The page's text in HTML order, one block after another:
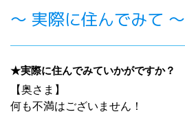
～ 実際に住んでみて ～
★実際に住んでみていかがですか？
【奥さま】
何も不満はございません！